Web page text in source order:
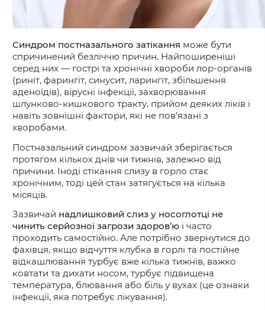
Синдром постназального затікання може бути
спричинений безліччю причин. Найпоширеніші
серед них — гострі та хронічні хвороби лор-органів
(риніт, фарингіт, синусит, ларингіт, збільшення
аденоїдів), вірусні інфекції, захворювання
шлунково-кишкового тракту, прийом деяких ліків і
навіть зовнішні фактори, які не пов’язані з
хворобами.
Постназальний синдром зазвичай зберігається
протягом кількох днів чи тижнів, залежно від
причини. Іноді стікання слизу в горло стає
хронічним, тоді цей стан затягується на кілька
місяців.
Зазвичай надлишковий слиз у носоглотці не
чинить серйозної загрози здоров’ю і часто
проходить самостійно. Але потрібно звернутися до
фахівця, якщо відчуття клубка в горлі та постійне
відкашлювання турбує вже кілька тижнів, важко
ковтати та дихати носом, турбує підвищена
температура, блювання або біль у вухах (це ознаки
інфекції, яка потребує лікування).